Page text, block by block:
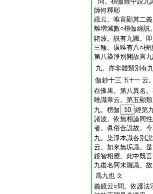
師何釋耶
疏云。唯言顯其二
離増減數○楞伽經説
諸波。説有九識。
三種。廣唯有八○楞
第八染淨別開故言
九。亦非體類別有
伽鈔十三 五十一 云
在佛果。第八異名
唯識章云。第五顯
九。楞伽
10 經第
諸波。依無相論同
者。眞俗合説故。
九。染淨本識各別
云。如來無垢識。
鏡智相應。此中既
九復名阿末羅識。
爲九也 文
義鏡云○問。依護法